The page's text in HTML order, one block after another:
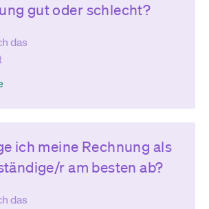
gut oder schlecht?
das
ich meine Rechnung als
r am besten ab?
das